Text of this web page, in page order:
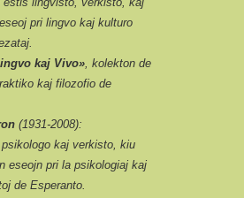
pri lingvo kaj kulturo
kaj Vivo», kolekton de
kaj filozofio de
(1931-2008):
kaj verkisto, kiu
eseojn pri la psikologiaj kaj
de Esperanto.